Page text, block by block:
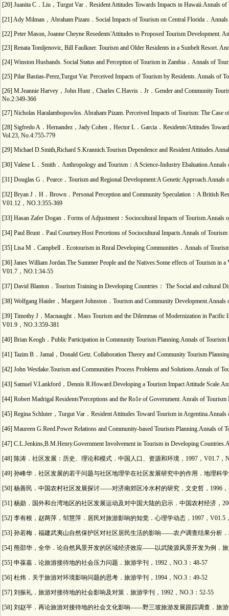
[20] Juanita C．Liu，Turgut Var．Resident Attitudes Towards Impacts in Hawaii.Annals
[21] Ady Milman，Abraham Pizam．Social Impacts of Tourism on Central Florida．
[22] Peter Mason, Joanne Cheyne Resedents'Attitudes to Proposed Tourism Development.
[23] Renata Tomljenovic, Bill Faulkner. Tourism and Older Residents in a Sunbelt Resort.
[24] Winston Husbands. Social Status and Perception of Tourism in Zambia．Annals of
[25] Pilar Bastias-Perez,Turgut Var. Perceived Impacts of Tourism by Residents. Annals of
[26] M.Jeannie Harvey，John Hunt，Charles C.Havris．Jr．Gender and Community
No.2:349-366
[27] Nicholas Haralambopowlos. Abraham Pizam. Perceived Impacts of Tourism: The Case
[28] Sigfredo A．Hernandez，Jady Cohen，Hector L．Garcia．Residents'Attitudes
Vol.23, No.4:755-779
[29] Michael D.Smith,Richard S.Krannich.Tourism Dependence and Resident
[30] Valene L．Smith．Anthropology and Tourism：A Science-Industry Ebaluation.Annals
[31] Douglas G．Pearce．Tourism and Regional Development:A Genetic
[32] Bryan J．H．Brown．Personal Perception and Community Speculation：A British
V01.12，NO.3:355-369
[33] Hasan Zafer Dogan．Forms of Adjustment：Sociocultural Impacts of Tourism.Annals
[34] Paul Brunt．Paul Courtney.Host Percetions of Sociocultural Impacts.Annals of
[35] Lisa M．Campbell．Ecotourism in Rnral Developing Communities．Annals of
[36] Janes William Jordan.The Summer People and the Natives:Some effects of Tourism in
V01.7，NO.1:34-55
[37] David Blanton．Tourism Training in Developing Countries： The Social and cultural
[38] Wolfgang Haider，Margaret Johnston．Tourism and Community
[39] Timothy J．Macnaught．Mass Tourism and the Dilemmas of Modernization in
V01.9，NO.3:359-381
[40] Brian Keogh．Public Participation in Community Tourism Planning.Annals of Tourism
[41] Tazim B．Jamal，Donald Getz. Collaboration Theory and Community Tourism
[42] John Westlake.Tourism and Communities Process Problems and Solutions.Annals of
[43] Samuel V.Lankford，Dennis R.Howard.Developing a Tourism Impact Attitude
[44] Robert Madrigal Residents'Perceptions and the Ro1e of Government. Anrals of
[45] Regina Schluter，Turgut Var．Resident Attitudes Toward Tourism in
[46] Maureen G.Reed.Power Relations and Community-based Tourism Planning.Annals of
[47] C.L.Jenkins,B.M.Henry.Government Involvement in Tourism in Developing
[48] 陈涛．社区发展：历史、理论和模式．中国人口、资源和环境，1997，V01.7，
[49] 孙峰华．社区发展的若干问题与社区地理学在社区发展研究中的作用．地理科学
[50] 杨善民．中国农村社区发展探讨——对济南郊区冷水村的研究．文史哲，1996，
[51] 杨勋．国外和台湾地区的社区发展运动及对中国大陆的启示．中国农村经济，
[52] 李有根，赵两萍，邹慧萍．居民对旅游影响的知觉．心理学动态，1997，V01.5
[53] 孙若梅．福建武夷山自然保护区对社区居民生活的影响——农户调查结果分析．
[54] 熊邵华，全华．论自然风景开发的区域经济效应——以武陵源风景开发为例．旅
[55] 申葆嘉．论旅游接待地的社会压力问题．旅游学刊，1992，NO.3：48-57
[56] 杜炜．关于旅游对环境影响问题的思考．旅游学刊，1994，NO.3：49-52
[57] 刘振礼．旅游对接待地的社会影响及对策．旅游学刊，1992，NO.3：52-55
[58] 刘赵平．再论旅游对接待地的社会文化影响——野三坡旅游发展跟踪调查．旅游